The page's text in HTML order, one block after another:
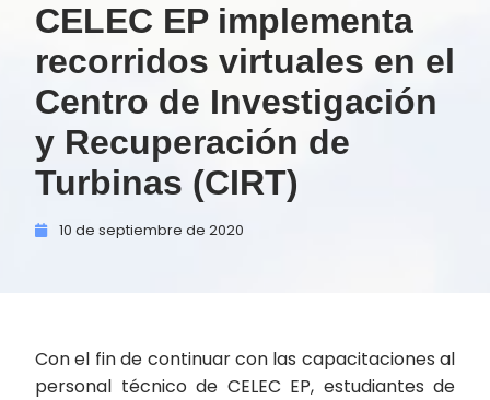
CELEC EP implementa
recorridos virtuales en el
Centro de Investigación
y Recuperación de
Turbinas (CIRT)
10 de septiembre de 2020
Con el fin de continuar con las capacitaciones al
personal técnico de CELEC EP, estudiantes de